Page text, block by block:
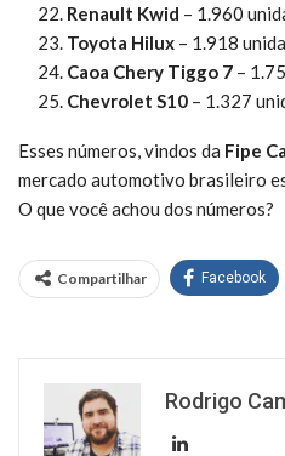
Renault Kwid – 1.960
Toyota Hilux – 1.918
Caoa Chery Tiggo 7 –
Chevrolet S10 – 1.327
Esses números, vindos da Fipe
mercado automotivo brasileiro
O que você achou dos números?
Compartilhar Facebook
Rodrigo